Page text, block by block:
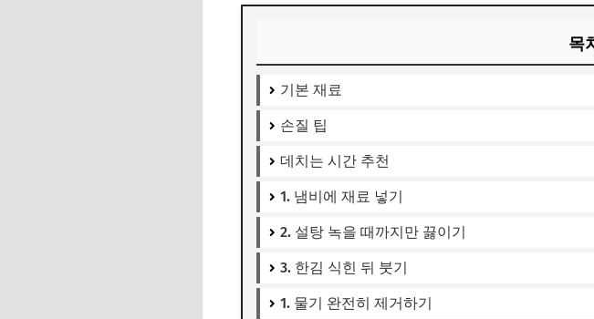
목
기본 재료
손질 팁
데치는 시간 추천
1. 냄비에 재료 넣기
2. 설탕 녹을 때까지만 끓이기
3. 한김 식힌 뒤 붓기
1. 물기 완전히 제거하기